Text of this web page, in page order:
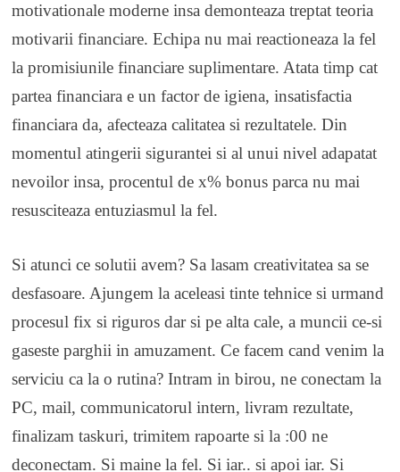
motivationale moderne insa demonteaza treptat teoria
motivarii financiare. Echipa nu mai reactioneaza la fel
la promisiunile financiare suplimentare. Atata timp cat
partea financiara e un factor de igiena, insatisfactia
financiara da, afecteaza calitatea si rezultatele. Din
momentul atingerii sigurantei si al unui nivel adapatat
nevoilor insa, procentul de x% bonus parca nu mai
resusciteaza entuziasmul la fel.
Si atunci ce solutii avem? Sa lasam creativitatea sa se
desfasoare. Ajungem la aceleasi tinte tehnice si urmand
procesul fix si riguros dar si pe alta cale, a muncii ce-si
gaseste parghii in amuzament. Ce facem cand venim la
serviciu ca la o rutina? Intram in birou, ne conectam la
PC, mail, communicatorul intern, livram rezultate,
finalizam taskuri, trimitem rapoarte si la :00 ne
deconectam. Si maine la fel. Si iar.. si apoi iar. Si